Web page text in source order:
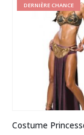
DERNIÈRE CHANCE